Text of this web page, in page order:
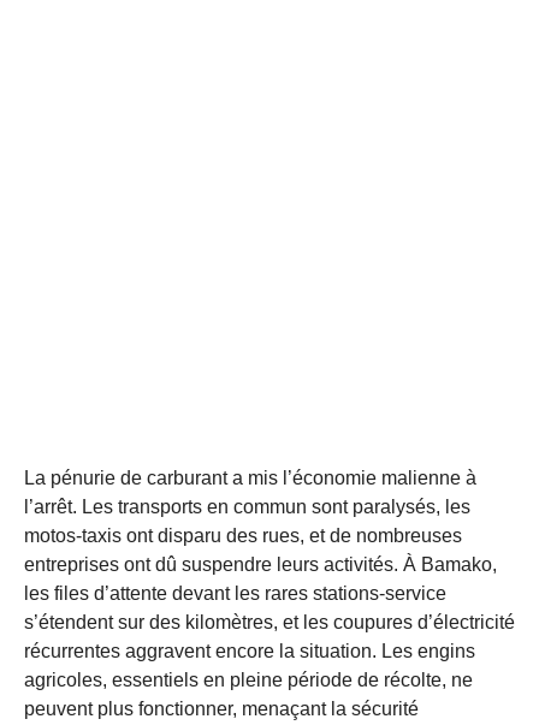
La pénurie de carburant a mis l’économie malienne à
l’arrêt. Les transports en commun sont paralysés, les
motos-taxis ont disparu des rues, et de nombreuses
entreprises ont dû suspendre leurs activités. À Bamako,
les files d’attente devant les rares stations-service
s’étendent sur des kilomètres, et les coupures d’électricité
récurrentes aggravent encore la situation. Les engins
agricoles, essentiels en pleine période de récolte, ne
peuvent plus fonctionner, menaçant la sécurité